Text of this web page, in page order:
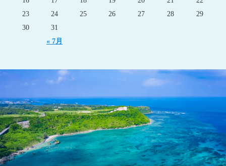
« 7月
23
24 25 26 27 28
29
30
31